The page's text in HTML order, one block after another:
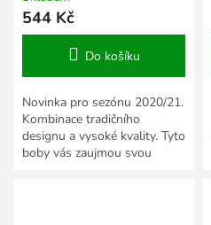
544 Kč
Do košíku
Novinka pro sezónu 2020/21.
Kombinace tradičního
designu a vysoké kvality. Tyto
boby vás zaujmou svou